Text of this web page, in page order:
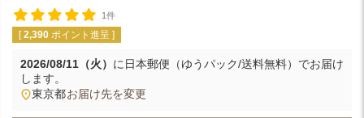
1件
[ 2,390 ポイント進呈 ]
2026/08/11（火） に 日本郵便（ゆうパック/送料無料） でお届け
します。
東京都お届け先を変更